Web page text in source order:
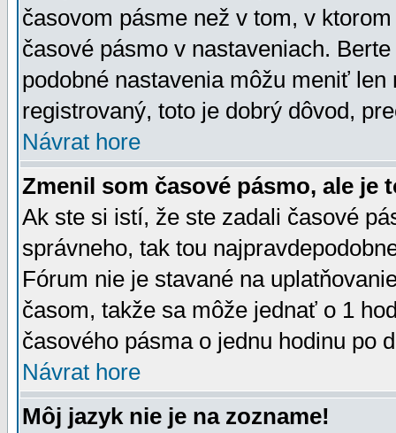
časovom pásme než v tom, v
časové pásmo v nastaveniach.
podobné nastavenia môžu meniť
registrovaný, toto je dobrý dôvod,
Návrat hore
Zmenil som časové pásmo, ale je
Ak ste si istí, že ste zadali časové
správneho, tak tou
Fórum nie je stavané na
časom, takže sa môže jednať o 1
časového pásma o jednu hodinu po
Návrat hore
Môj jazyk nie je na zozname!